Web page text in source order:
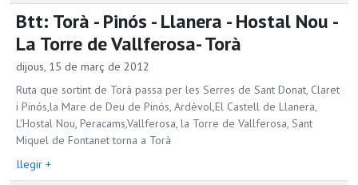
Btt: Torà - Pinós - Llanera - Hostal Nou -
La Torre de Vallferosa- Torà
dijous, 15 de març de 2012
Ruta que sortint de Torà passa per les Serres de Sant Donat, Claret
i Pinós,la Mare de Deu de Pinós, Ardèvol,El Castell de Llanera,
L'Hostal Nou, Peracams,Vallferosa, la Torre de Vallferosa, Sant
Miquel de Fontanet torna a Torà
llegir +